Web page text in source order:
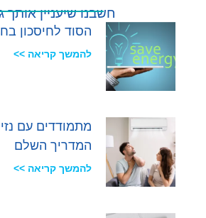
הסוד לחיסכון
להמשך קריאה >>
מתמודדים עם
המדריך השלם
להמשך קריאה >>
חשבנו שיעניין אותך